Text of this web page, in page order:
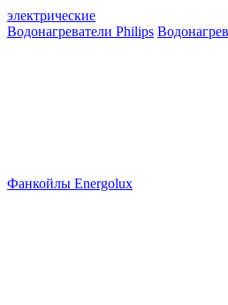
электрические
Водонагреватели Philips
Фанкойлы Energolux